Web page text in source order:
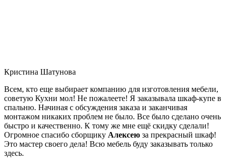
Кристина Шатунова
Всем, кто еще выбирает компанию для изготовления мебели,
советую Кухни мол! Не пожалеете! Я заказывала шкаф-купе в
спальню. Начиная с обсуждения заказа и заканчивая
монтажом никаких проблем не было. Все было сделано очень
быстро и качественно. К тому же мне ещё скидку сделали!
Огромное спасибо сборщику Алексею за прекрасный шкаф!
Это мастер своего дела! Всю мебель буду заказывать только
здесь.